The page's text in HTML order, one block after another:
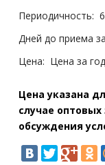
Периодичность: 6
Дней до приема
Цена: Цена за
Цена указана
случае
обсуждения